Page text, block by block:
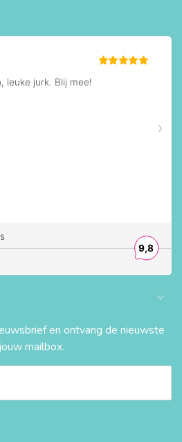
en ontvang de nieuwste
mailbox.